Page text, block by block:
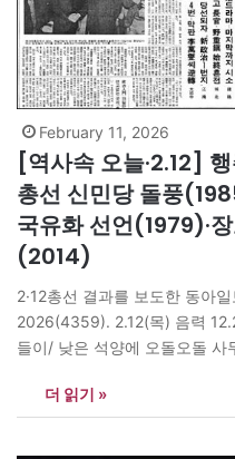
February 11, 2026
[역사속 오늘·2.12]
총선 신민당 돌풍
국유화 선언(1979)·
(2014)
2·12총선 결과를 보도한 동아
2026(4359). 2.12(목) 음력
들이/ 낮은 석양에 오돌오돌
타이른다/ 메마른 산수유 한
국,/ 저건 오욕으로 더럽힌…
더 읽기 »